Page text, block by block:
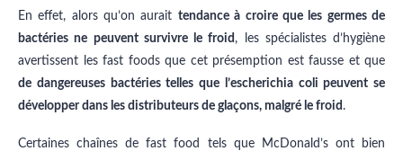
En effet, alors qu’on aurait tendance à croire que les germes de
bactéries ne peuvent survivre le froid , les spécialistes d’hygiène
avertissent les fast foods que cet présemption est fausse et que
de dangereuses bactéries telles que l’escherichia coli peuvent se
développer dans les distributeurs de glaçons, malgré le froid .
Certaines chaînes de fast food tels que McDonald’s ont bien